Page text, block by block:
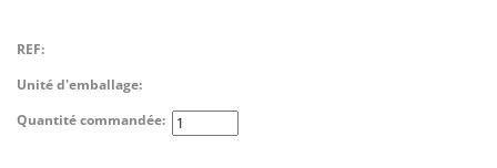
REF:
Unité d'emballage:
Quantité commandée: